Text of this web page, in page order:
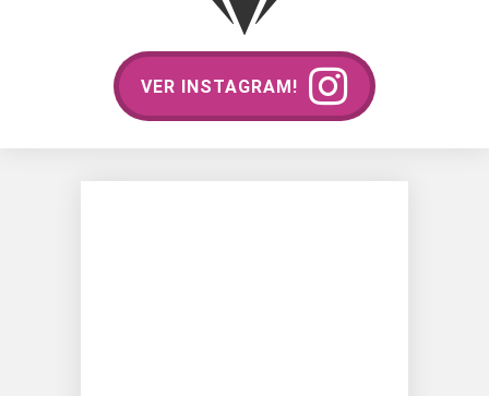
VER INSTAGRAM!